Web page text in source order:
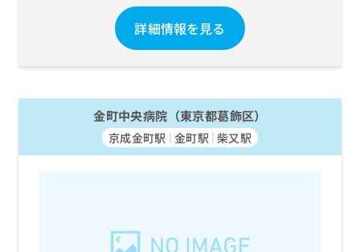
詳細情報を見る
金町中央病院（東京都葛飾区）
京成金町駅 金町駅 柴又駅